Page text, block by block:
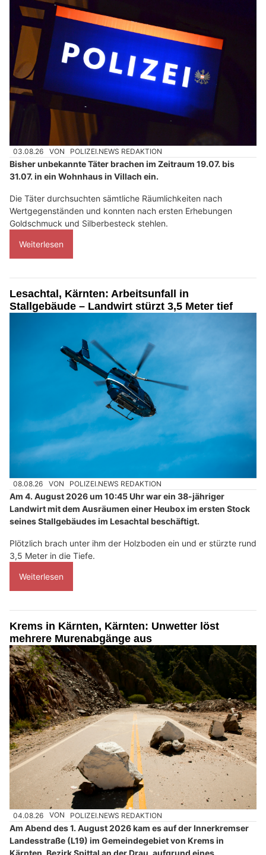
03.08.26 VON POLIZEI.NEWS REDAKTION
Bisher unbekannte Täter brachen im Zeitraum 19.07. bis
31.07. in ein Wohnhaus in Villach ein.
Die Täter durchsuchten sämtliche Räumlichkeiten nach
Wertgegenständen und konnten nach ersten Erhebungen
Goldschmuck und Silberbesteck stehlen.
Weiterlesen
Lesachtal, Kärnten: Arbeitsunfall in
Stallgebäude – Landwirt stürzt 3,5 Meter tief
08.08.26 VON POLIZEI.NEWS REDAKTION
Am 4. August 2026 um 10:45 Uhr war ein 38-jähriger
Landwirt mit dem Ausräumen einer Heubox im ersten Stock
seines Stallgebäudes im Lesachtal beschäftigt.
Plötzlich brach unter ihm der Holzboden ein und er stürzte rund
3,5 Meter in die Tiefe.
Weiterlesen
Krems in Kärnten, Kärnten: Unwetter löst
mehrere Murenabgänge aus
04.08.26 VON POLIZEI.NEWS REDAKTION
Am Abend des 1. August 2026 kam es auf der Innerkremser
Landesstraße (L19) im Gemeindegebiet von Krems in
Kärnten, Bezirk Spittal an der Drau, aufgrund eines